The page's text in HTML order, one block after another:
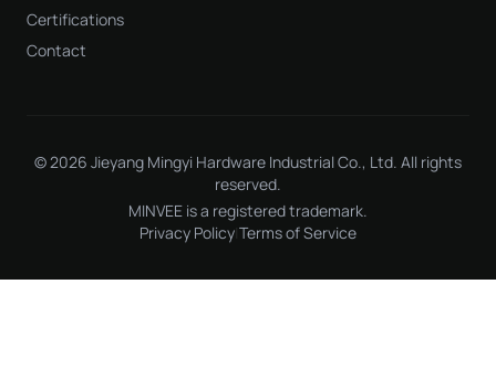
Certifications
Contact
© 2026 Jieyang Mingyi Hardware Industrial Co., Ltd. All rights
reserved.
MINVEE is a registered trademark.
Privacy Policy Terms of Service